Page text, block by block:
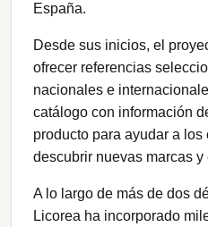
España.
Desde sus inicios, el
ofrecer referencias
nacionales e
catálogo con información
producto para ayudar a los
descubrir nuevas marcas y
A lo largo de más de dos
Licorea ha incorporado